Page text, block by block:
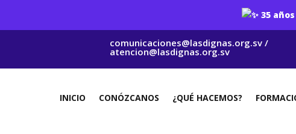
35
comunicaciones@lasdignas.org.sv /
atencion@lasdignas.org.sv
INICIO CONÓZCANOS ¿QUÉ HACEMOS?